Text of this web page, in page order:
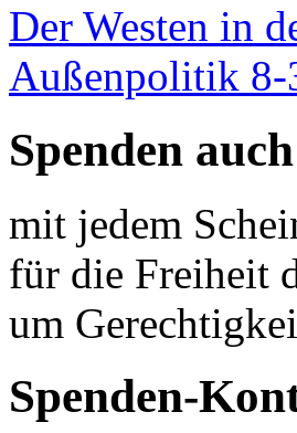
Der Westen in
Außenpolitik 8-
Spenden
mit jedem
für die Freiheit
um
Spenden-